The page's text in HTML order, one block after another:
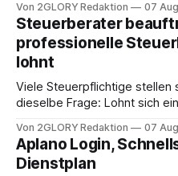
angewiesen ist, stellt sich für
Frage: Muss die Versorgung
oder ist ein Leben zu Hause
Intensivpflege bietet genau
Von 2GLORY Redaktion 07
Steuerberater
professionelle
lohnt
Viele Steuerpflichtige stellen
dieselbe Frage: Lohnt sich
erledigen? Die kurze Antwort:
Einkommensverhältnissen
aus – sobald jedoch mehrere
Von 2GLORY Redaktion 07
Aplano Login,
Dienstplan